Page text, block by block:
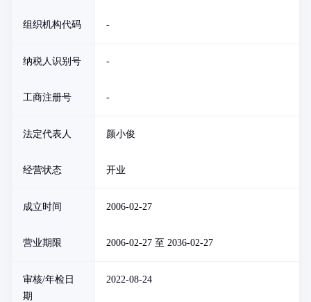
组织机构代码 -
纳税人识别号 -
工商注册号 -
法定代表人 颜小俊
经营状态 开业
成立时间 2006-02-27
营业期限 2006-02-27 至 2036-02-27
审核/年检日
期
2022-08-24